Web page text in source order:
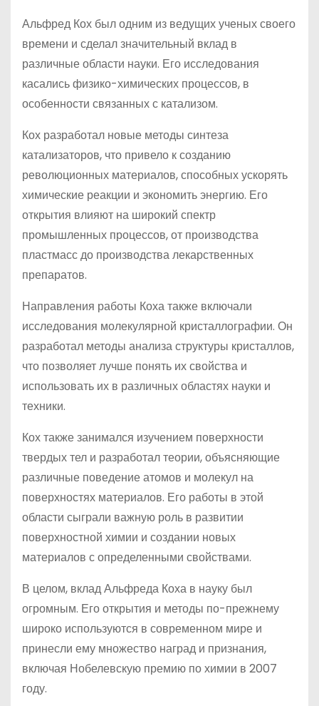
Альфред Кох был одним из ведущих ученых своего
времени и сделал значительный вклад в
различные области науки. Его исследования
касались физико-химических процессов, в
особенности связанных с катализом.
Кох разработал новые методы синтеза
катализаторов, что привело к созданию
революционных материалов, способных ускорять
химические реакции и экономить энергию. Его
открытия влияют на широкий спектр
промышленных процессов, от производства
пластмасс до производства лекарственных
препаратов.
Направления работы Коха также включали
исследования молекулярной кристаллографии. Он
разработал методы анализа структуры кристаллов,
что позволяет лучше понять их свойства и
использовать их в различных областях науки и
техники.
Кох также занимался изучением поверхности
твердых тел и разработал теории, объясняющие
различные поведение атомов и молекул на
поверхностях материалов. Его работы в этой
области сыграли важную роль в развитии
поверхностной химии и создании новых
материалов с определенными свойствами.
В целом, вклад Альфреда Коха в науку был
огромным. Его открытия и методы по-прежнему
широко используются в современном мире и
принесли ему множество наград и признания,
включая Нобелевскую премию по химии в 2007
году.